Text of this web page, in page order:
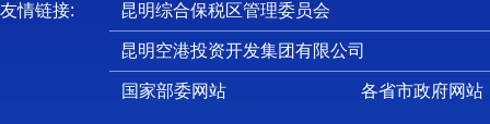
友情链接: 昆明综合保税区管理委员会
昆明空港投资开发集团有限公司
国家部委网站 各省市政府网站